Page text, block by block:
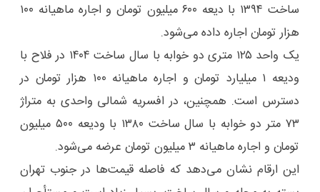
ساخت ۱۳۹۴ با دیعه ۶۰۰ میلیون تومان و اجاره ماهیانه ۱۰۰
هزار تومان اجاره داده می‌شود.
یک واحد ۱۲۵ متری دو خوابه با سال ساخت ۱۴۰۴ در فلاح با
ودیعه ۱ میلیارد تومان و اجاره ماهیانه ۱۰۰ هزار تومان در
دسترس است. همچنین، در افسریه شمالی واحدی به متراژ
۷۳ متر دو خوابه با سال ساخت ۱۳۸۰ با ودیعه ۵۰۰ میلیون
تومان و اجاره ماهیانه ۳ میلیون تومان عرضه می‌شود.
این ارقام نشان می‌دهد که فاصله قیمت‌ها در جنوب تهران